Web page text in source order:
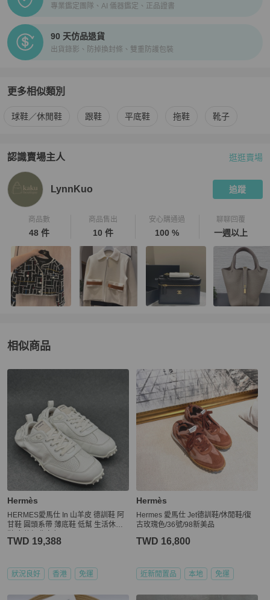
專業鑑定團隊、AI 儀器鑑定、正品證書
90 天仿品退貨
出貨錄影、防掉換封條、雙重防護包裝
更多相似類別
更多Hermès女鞋 相似商品推薦
球鞋／休閒鞋 跟鞋 平底鞋 拖鞋 靴子
認識賣場主人
PopChill 拍拍圈嚴選賣家
逛逛賣場
LynnKuo 追蹤
商品數
48 件
商品售出
10 件
安心購通過
100 %
聊聊回覆
一週以上
相似商品
更多相似Hermès女鞋推薦精品
Hermès
HERMES愛馬仕 In 山羊皮 德訓鞋 阿
甘鞋 圓頭系帶 薄底鞋 低幫 生活休閒
TWD 19,388
狀況良好 香港 免運
Hermès
Hermes 愛馬仕 Jet德訓鞋/休閒鞋/復
古玫瑰色/36號/98新美品
TWD 16,800
近新閒置品 本地 免運